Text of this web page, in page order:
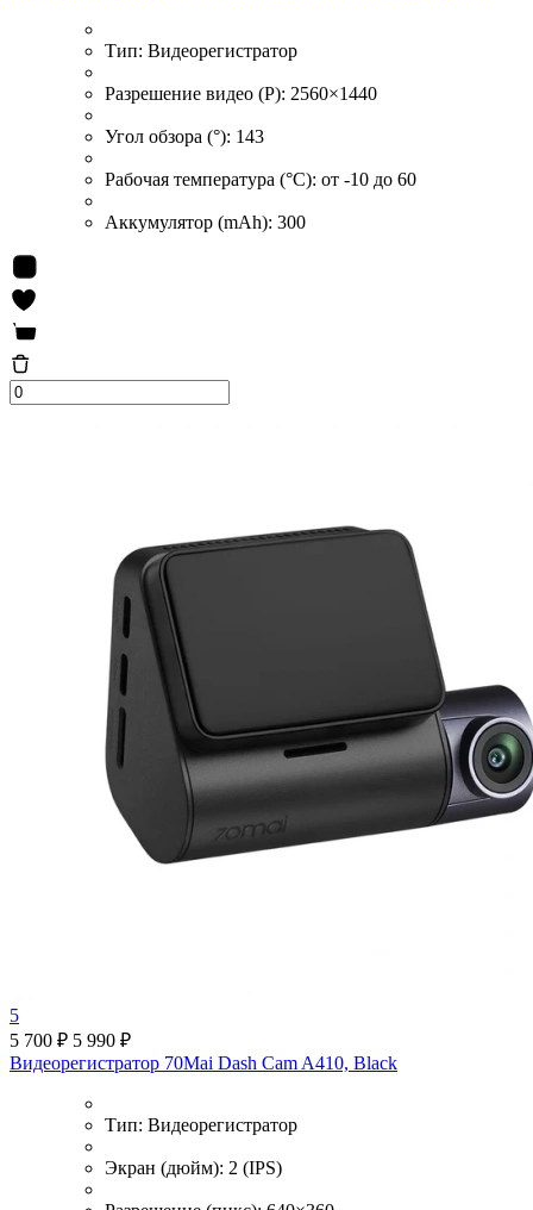
Тип: Видеорегистратор
Разрешение видео (P): 2560×1440
Угол обзора (°): 143
Рабочая температура (°C): от -10 до 60
Аккумулятор (mAh): 300
5
5 700 ₽ 5 990 ₽
Видеорегистратор 70Mai Dash Cam A410, Black
Тип: Видеорегистратор
Экран (дюйм): 2 (IPS)